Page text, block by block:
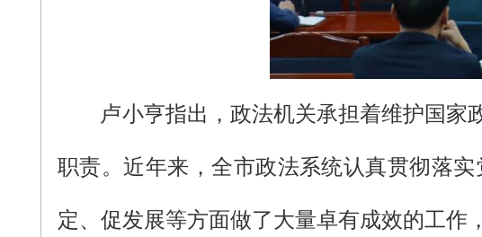
卢小亨指出，政法机关承担着维护国
职责。近年来，全市政法系统认真贯彻落
定、促发展等方面做了大量卓有成效的工作